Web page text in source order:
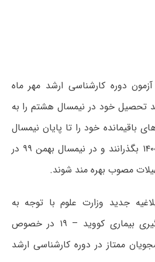
دوره کارشناسی ارشد مهر ماه
تحصیل خود در نیمسال هشتم را به
باقیمانده خود را تا پایان نیمسال
اول سال تحصیلی ۱۳۹۹-۱۴۰۰ بگذرانند و در نیمسال بهمن ۹۹ در
مصوب بهره مند شوند.
جدید وزارت علوم با توجه به
مشکلات ناشی از همه گیری بیماری کووید – ۱۹ در خصوص
ممتاز در دوره کارشناسی ارشد